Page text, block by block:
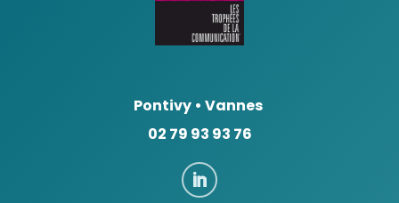
Pontivy • Vannes
02 79 93 93 76